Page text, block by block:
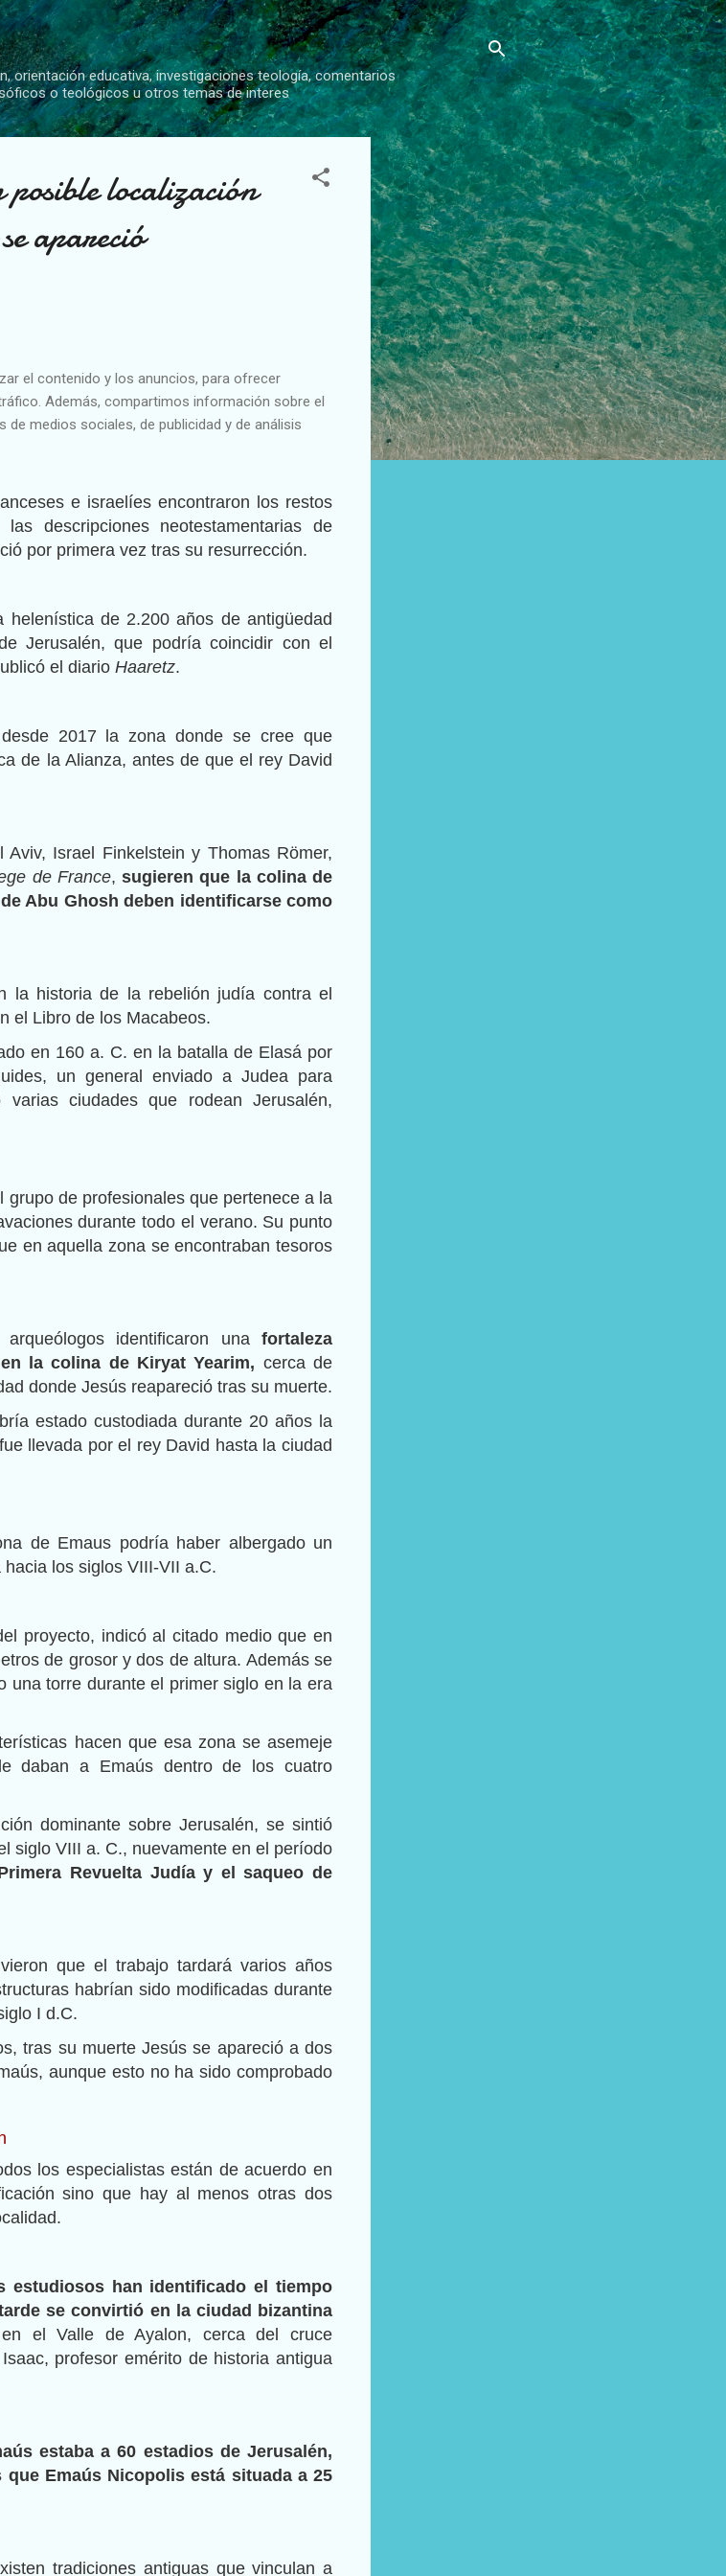
Ir al contenido principal
orientación educativa, investigaciones teología, comentarios
o teológicos u otros temas de interes
localización
apareció
el contenido y los anuncios, para ofrecer
Además, compartimos información sobre el
medios sociales, de publicidad y de análisis
e israelíes encontraron los restos
descripciones neotestamentarias de
por primera vez tras su resurrección.
helenística de 2.200 años de antigüedad
Jerusalén, que podría coincidir con el
el diario Haaretz.
2017 la zona donde se cree que
de la Alianza, antes de que el rey David
Israel Finkelstein y Thomas Römer,
de France,sugieren que la colina de
Abu Ghosh deben identificarse como
la historia de la rebelión judía contra el
el Libro de los Macabeos.
en 160 a. C. en la batalla de Elasá por
un general enviado a Judea para
ciudades que rodean Jerusalén,
grupo de profesionales que pertenece a la
durante todo el verano. Su punto
en aquella zona se encontraban tesoros
identificaron una fortaleza
la colina de Kiryat Yearim, cerca de
donde Jesús reapareció tras su muerte.
estado custodiada durante 20 años la
llevada por el rey David hasta la ciudad
de Emaus podría haber albergado un
los siglos VIII-VII a.C.
proyecto, indicó al citado medio que en
de grosor y dos de altura. Además se
una torre durante el primer siglo en la era
hacen que esa zona se asemeje
daban a Emaús dentro de los cuatro
dominante sobre Jerusalén, se sintió
siglo VIII a. C., nuevamente en el período
Revuelta Judía y el saqueo de
que el trabajo tardará varios años
habrían sido modificadas durante
I d.C.
tras su muerte Jesús se apareció a dos
aunque esto no ha sido comprobado
los especialistas están de acuerdo en
sino que hay al menos otras dos
estudiosos han identificado el tiempo
se convirtió en la ciudad bizantina
el Valle de Ayalon, cerca del cruce
profesor emérito de historia antigua
estaba a 60 estadios de Jerusalén,
Emaús Nicopolis está situada a 25
tradiciones antiguas que vinculan a